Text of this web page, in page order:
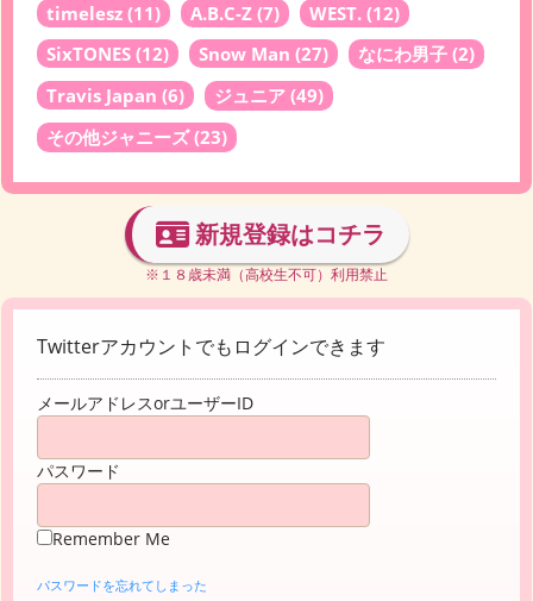
timelesz (11) A.B.C-Z (7) WEST. (12)
SixTONES (12) Snow Man (27) なにわ男子 (2)
Travis Japan (6) ジュニア (49)
その他ジャニーズ(23)
新規登録はコチラ
※１８歳未満（高校生不可）利用禁止
Twitterアカウントでもログインできます
メールアドレスorユーザーID
パスワード
Remember Me
パスワードを忘れてしまった